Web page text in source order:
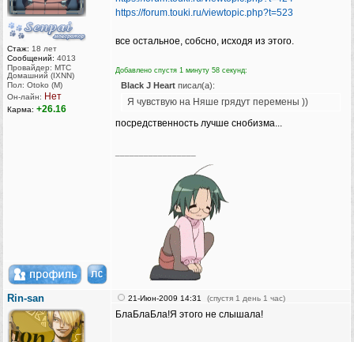
Стаж: 18 лет
Сообщений: 4013
Провайдер: МТС
Домашний (IXNN)
Пол: Otoko (M)
Он-лайн: Нет
Карма: +26.16
https://forum.touki.ru/viewtopic.php?t=523
все остальное, собсно, исходя из этого.
Добавлено спустя 1 минуту 58 секунд:
Black J Heart писал(а):
Я чувствую на Няше грядут перемены ))
посредственность лучше снобизма...
Rin-san 21-Июн-2009 14:31 (спустя 1 день 1 час)
БлаБлаБла!Я этого не слышала!